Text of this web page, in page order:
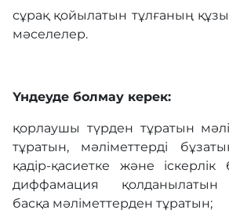
Сатып алу
COVID-19
Комплаенс
Адалдық алаңы
сұрақ қойылатын тұлғаның
мәселелер.
Үндеуде болмау керек:
қорлаушы түрден тұратын
тұратын, мәліметтерді
қадір-қасиетке және
диффамация қолданылатын
басқа мәліметтерден тұратын;